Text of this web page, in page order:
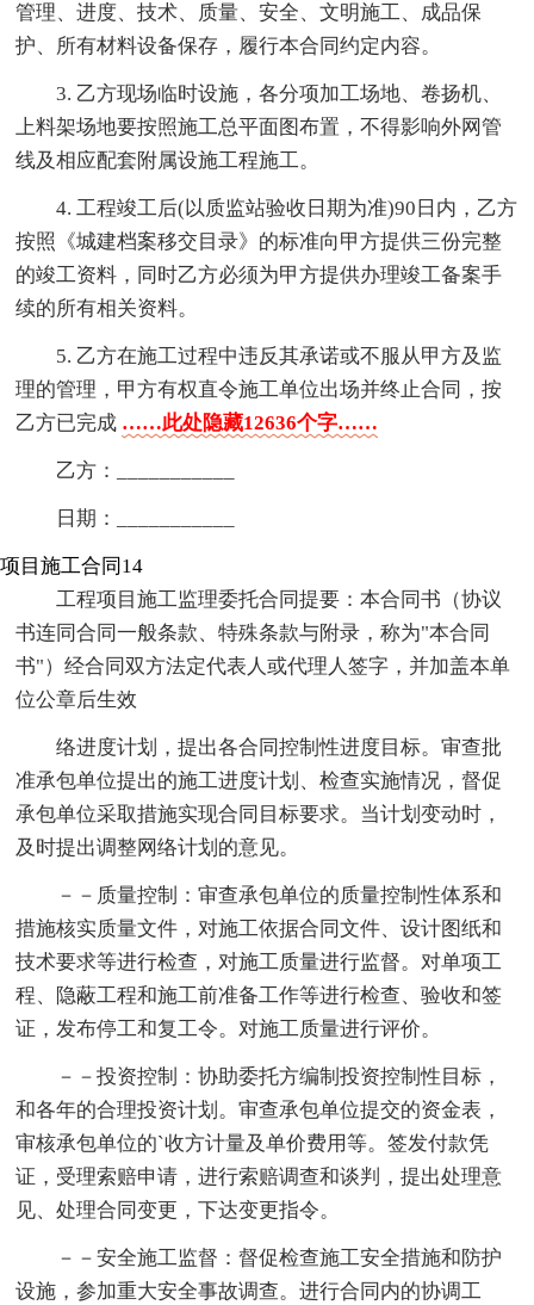
管理、进度、技术、质量、安全、文明施工、成品保
护、所有材料设备保存，履行本合同约定内容。
3. 乙方现场临时设施，各分项加工场地、卷扬机、
上料架场地要按照施工总平面图布置，不得影响外网管
线及相应配套附属设施工程施工。
4. 工程竣工后(以质监站验收日期为准)90日内，乙方
按照《城建档案移交目录》的标准向甲方提供三份完整
的竣工资料，同时乙方必须为甲方提供办理竣工备案手
续的所有相关资料。
5. 乙方在施工过程中违反其承诺或不服从甲方及监
理的管理，甲方有权直令施工单位出场并终止合同，按
乙方已完成 ……此处隐藏12636个字……
乙方：___________
日期：___________
项目施工合同14
工程项目施工监理委托合同提要：本合同书（协议
书连同合同一般条款、特殊条款与附录，称为"本合同
书"）经合同双方法定代表人或代理人签字，并加盖本单
位公章后生效
络进度计划，提出各合同控制性进度目标。审查批
准承包单位提出的施工进度计划、检查实施情况，督促
承包单位采取措施实现合同目标要求。当计划变动时，
及时提出调整网络计划的意见。
－－质量控制：审查承包单位的质量控制性体系和
措施核实质量文件，对施工依据合同文件、设计图纸和
技术要求等进行检查，对施工质量进行监督。对单项工
程、隐蔽工程和施工前准备工作等进行检查、验收和签
证，发布停工和复工令。对施工质量进行评价。
－－投资控制：协助委托方编制投资控制性目标，
和各年的合理投资计划。审查承包单位提交的资金表，
审核承包单位的`收方计量及单价费用等。签发付款凭
证，受理索赔申请，进行索赔调查和谈判，提出处理意
见、处理合同变更，下达变更指令。
－－安全施工监督：督促检查施工安全措施和防护
设施，参加重大安全事故调查。进行合同内的协调工